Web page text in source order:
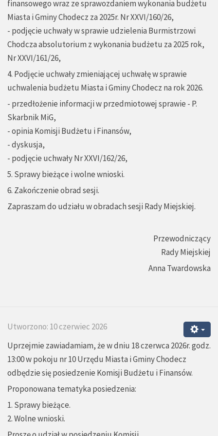
finansowego wraz ze sprawozdaniem wykonania budżetu
Miasta i Gminy Chodecz za 2025r. Nr XXVI/160/26,
- podjęcie uchwały w sprawie udzielenia Burmistrzowi
Chodcza absolutorium z wykonania budżetu za 2025 rok,
Nr XXVI/161/26,
4. Podjęcie uchwały zmieniającej uchwałę w sprawie
uchwalenia budżetu Miasta i Gminy Chodecz na rok 2026.
- przedłożenie informacji w przedmiotowej sprawie - P.
Skarbnik MiG,
- opinia Komisji Budżetu i Finansów,
- dyskusja,
- podjęcie uchwały Nr XXVI/162/26,
5. Sprawy bieżące i wolne wnioski.
6. Zakończenie obrad sesji.
Zapraszam do udziału w obradach sesji Rady Miejskiej.
Przewodniczący
Rady Miejskiej
Anna Twardowska
Utworzono: 10 czerwiec 2026
Uprzejmie zawiadamiam, że w dniu 18 czerwca 2026r. godz.
13:00 w pokoju nr 10 Urzędu Miasta i Gminy Chodecz
odbędzie się posiedzenie Komisji Budżetu i Finansów.
Proponowana tematyka posiedzenia:
1. Sprawy bieżące.
2. Wolne wnioski.